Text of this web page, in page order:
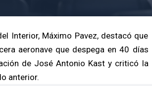
Interior, Máximo Pavez, destacó que
aeronave que despega en 40 días
de José Antonio Kast y criticó la
anterior.